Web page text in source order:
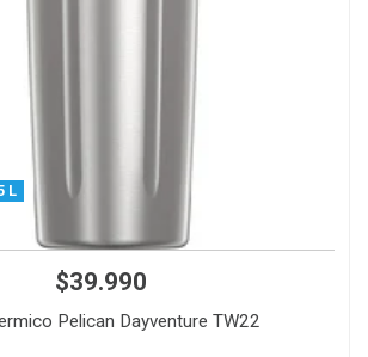
L
$39.990
Pelican Dayventure TW22